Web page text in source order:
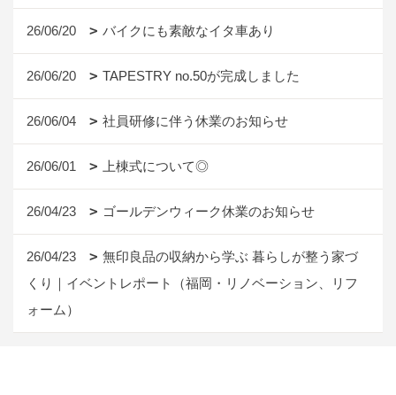
26/06/20 バイクにも素敵なイタ車あり
26/06/20 TAPESTRY no.50が完成しました
26/06/04 社員研修に伴う休業のお知らせ
26/06/01 上棟式について◎
26/04/23 ゴールデンウィーク休業のお知らせ
26/04/23
無印良品の収納から学ぶ 暮らしが整う家づ
くり｜イベントレポート（福岡・リノベーション、リフ
ォーム）